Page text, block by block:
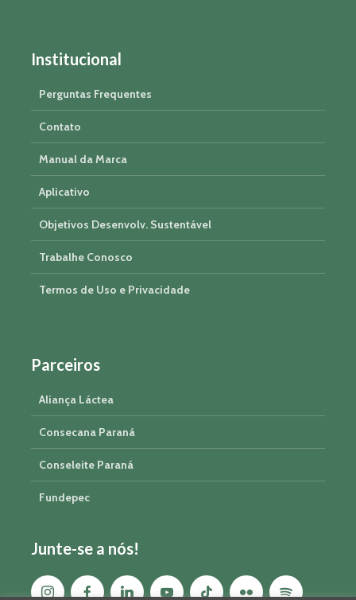
Institucional
Perguntas Frequentes
Contato
Manual da Marca
Aplicativo
Objetivos Desenvolv. Sustentável
Trabalhe Conosco
Termos de Uso e Privacidade
Parceiros
Aliança Láctea
Consecana Paraná
Conseleite Paraná
Fundepec
Junte-se a nós!